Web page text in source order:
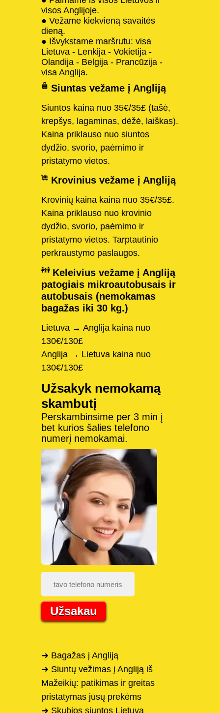
visos Anglijoje.
● Vežame kiekvieną savaitės
dieną.
● Išvykstame maršrutu: visa
Lietuva - Lenkija - Vokietija -
Olandija - Belgija - Prancūzija -
visa Anglija.
Siuntas vežame į Angliją
Siuntos kaina nuo 35€/35£ (tašė,
krepšys, lagaminas, dėžė, laiškas).
Kaina priklauso nuo siuntos
dydžio, svorio, paėmimo ir
pristatymo vietos.
Krovinius vežame į Angliją
Krovinių kaina kaina nuo 35€/35£.
Kaina priklauso nuo krovinio
dydžio, svorio, paėmimo ir
pristatymo vietos. Tarptautinio
perkraustymo paslaugos.
Keleivius vežame į Angliją
patogiais mikroautobusais ir
autobusais (nemokamas
bagažas iki 30 kg.)
Lietuva → Anglija kaina nuo
130€/130£
Anglija → Lietuva kaina nuo
130€/130£
Užsakyk nemokamą
skambutį
Perskambinsime per 3 min į
bet kurios šalies telefono
numerį nemokamai.
Užsakau
➜ Bagažas į Angliją
➜ Siuntų vežimas į Angliją iš
Mažeikių: patikimas ir greitas
pristatymas jūsų prekėms
➜ Skubios siuntos Lietuva